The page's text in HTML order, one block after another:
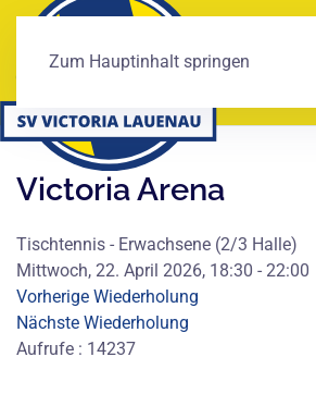
Zum Hauptinhalt springen
Victoria Arena
Tischtennis - Erwachsene (2/3 Halle)
Mittwoch, 22. April 2026, 18:30 - 22:00
Vorherige Wiederholung
Nächste Wiederholung
Aufrufe : 14237